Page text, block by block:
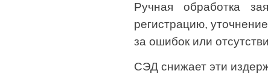
Ручная обработка
регистрацию,
за ошибок или
СЭД снижает эти